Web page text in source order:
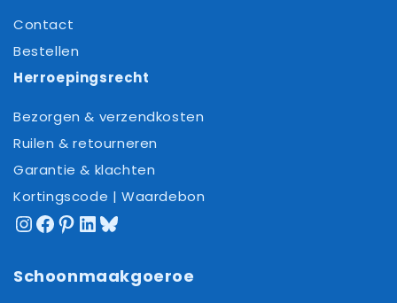
Contact
Bestellen
Herroepingsrecht
Bezorgen & verzendkosten
Ruilen & retourneren
Garantie & klachten
Kortingscode | Waardebon
Instagram
Facebook
Pinterest
LinkedIn
Bluesky
Schoonmaakgoeroe